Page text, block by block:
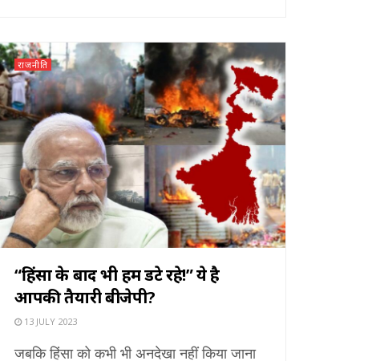
राजनीति
“हिंसा के बाद भी हम डटे रहे!” ये है
आपकी तैयारी बीजेपी?
13 JULY 2023
जबकि हिंसा को कभी भी अनदेखा नहीं किया जाना